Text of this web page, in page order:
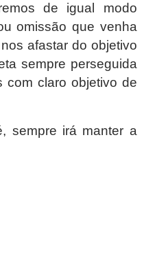
de igual modo
omissão que venha
afastar do objetivo
sempre perseguida
com claro objetivo de
sempre irá manter a